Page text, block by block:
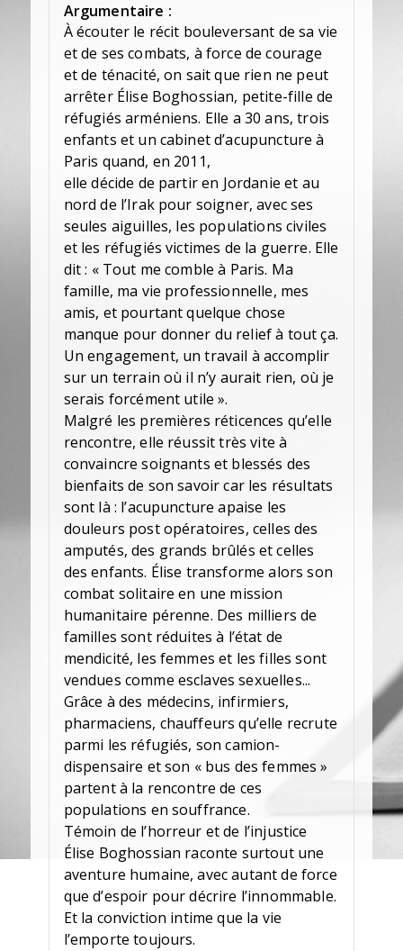
Argumentaire :
À écouter le récit bouleversant de sa vie
et de ses combats, à force de courage
et de ténacité, on sait que rien ne peut
arrêter Élise Boghossian, petite-fille de
réfugiés arméniens. Elle a 30 ans, trois
enfants et un cabinet d’acupuncture à
Paris quand, en 2011,
elle décide de partir en Jordanie et au
nord de l’Irak pour soigner, avec ses
seules aiguilles, les populations civiles
et les réfugiés victimes de la guerre. Elle
dit : « Tout me comble à Paris. Ma
famille, ma vie professionnelle, mes
amis, et pourtant quelque chose
manque pour donner du relief à tout ça.
Un engagement, un travail à accomplir
sur un terrain où il n’y aurait rien, où je
serais forcément utile ».
Malgré les premières réticences qu’elle
rencontre, elle réussit très vite à
convaincre soignants et blessés des
bienfaits de son savoir car les résultats
sont là : l’acupuncture apaise les
douleurs post opératoires, celles des
amputés, des grands brûlés et celles
des enfants. Élise transforme alors son
combat solitaire en une mission
humanitaire pérenne. Des milliers de
familles sont réduites à l’état de
mendicité, les femmes et les filles sont
vendues comme esclaves sexuelles...
Grâce à des médecins, infirmiers,
pharmaciens, chauffeurs qu’elle recrute
parmi les réfugiés, son camion-
dispensaire et son « bus des femmes »
partent à la rencontre de ces
populations en souffrance.
Témoin de l’horreur et de l’injustice
Élise Boghossian raconte surtout une
aventure humaine, avec autant de force
que d’espoir pour décrire l’innommable.
Et la conviction intime que la vie
l’emporte toujours.